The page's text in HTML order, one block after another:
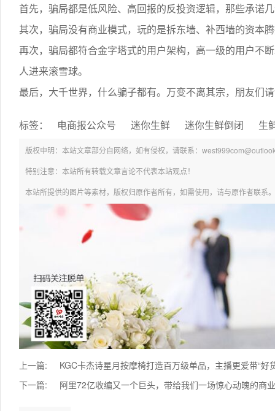
首先，骗局都是低风险、高回报的反投资逻辑，那些承诺
其次，骗局没有商业模式，玩的是拆东墙、补西墙的资本
再次，骗局都符合金字塔式的用户架构，高一级的用户不
人进来滚雪球。
最后，大千世界，什么骗子都有。万变不离其宗，朋友们
标签： 电商报公众号 迷你生鲜 迷你生鲜倒闭 生
版权申明：本站文章部分自网络，如有侵权，请联系：
特别注意：本站所有转载文章言论不代表本站观点！
本站所提供的图片等素材，版权归原作者所有，如需使用，请与原作者联系。
上一篇:
KGC卡杰诗星月按摩椅打造百万级单品，主播更爱带“好
下一篇:
阿里72亿收编又一个巨头，带给我们一场惊心动魄的商